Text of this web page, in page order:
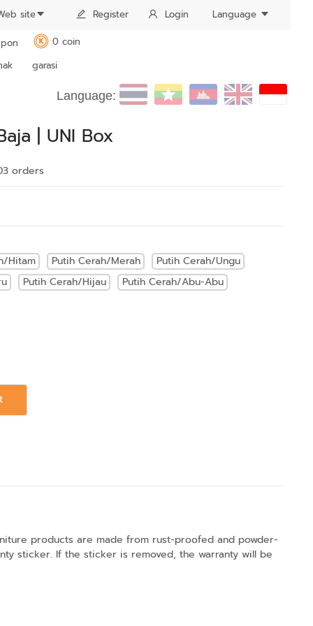
site Register Login Language
K
0 coin
garasi
Language:
| UNI Box
orders
Hitam Putih Cerah/Merah
Putih Cerah/Ungu
Putih Cerah/Hijau Putih Cerah/Abu-Abu
products are made from rust-proofed and powder-
sticker. If the sticker is removed, the warranty will be